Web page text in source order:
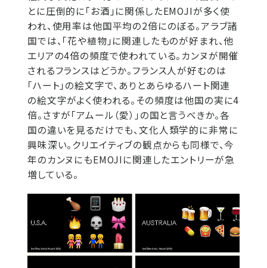
とに圧倒的に「お酒」に関係したEMOJIが多く使
われ、使用率は他国平均の2倍にのぼる。アラブ諸
国では、「花や植物」に関連したものが好まれ、他
エリアの4倍の頻度で使われている。カンヌが開催
されるフランスはどうか。フランス人が好むのは
「ハート」の絵文字で、ありとあらゆるハート関連
の絵文字がよく使われる。その頻度は他国の実に4
倍。さすが「アムール（愛）」の国と言うべきか。各
国の違いを見るだけでも、文化人類学的に非常に
興味深い。クリエイティブの観点からも同様で、今
年のカンヌにもEMOJIに関連したエントリーが急
増している。